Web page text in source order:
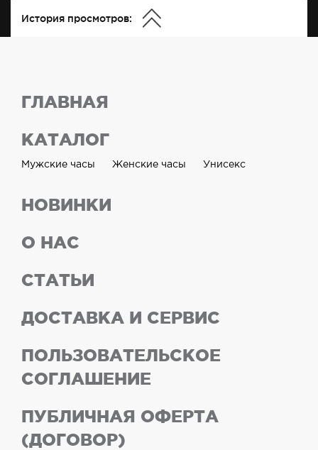
История просмотров:
ГЛАВНАЯ
КАТАЛОГ
Мужские часы Женские часы Унисекс
НОВИНКИ
О НАС
СТАТЬИ
ДОСТАВКА И СЕРВИС
ПОЛЬЗОВАТЕЛЬСКОЕ
СОГЛАШЕНИЕ
ПУБЛИЧНАЯ ОФЕРТА
(ДОГОВОР)